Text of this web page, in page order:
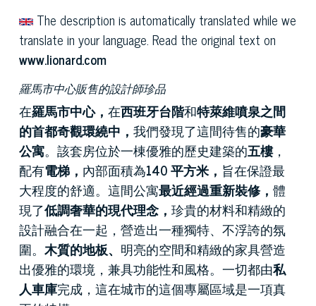
The description is automatically translated while we
translate in your language. Read the original text on
www.lionard.com
羅馬市中心販售的設計師珍品
在羅馬市中心， 在西班牙台階和特萊維噴泉之間
的首都奇觀環繞中， 我們發現了這間待售的豪華
公寓。該套房位於一棟優雅的歷史建築的五樓，
配有電梯， 內部面積為140 平方米， 旨在保證最
大程度的舒適。這間公寓最近經過重新裝修， 體
現了低調奢華的現代理念， 珍貴的材料和精緻的
設計融合在一起，營造出一種獨特、不浮誇的氛
圍。 木質的地板、 明亮的空間和精緻的家具營造
出優雅的環境，兼具功能性和風格。一切都由私
人車庫完成，這在城市的這個專屬區域是一項真